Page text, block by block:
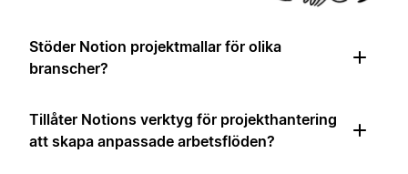
Stöder Notion projektmallar för olika
branscher?
Tillåter Notions verktyg för projekthantering
att skapa anpassade arbetsflöden?